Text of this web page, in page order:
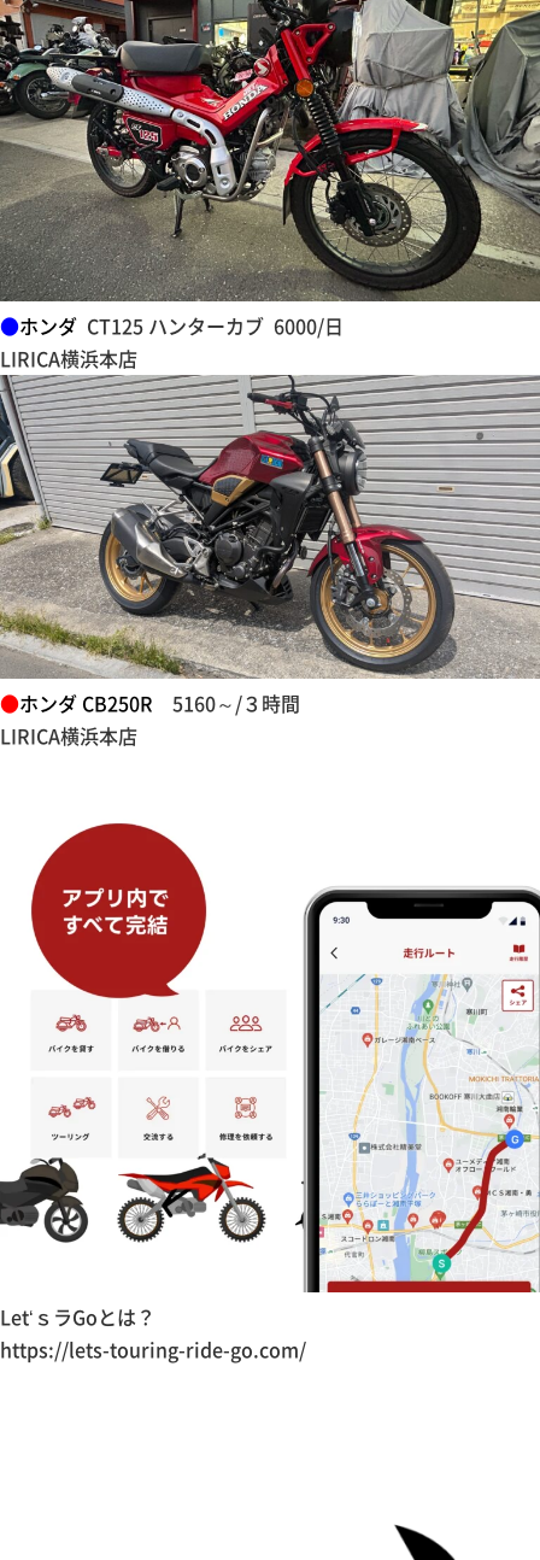
●ホンダ CT125 ハンターカブ 6000/日
LIRICA横浜本店
●ホンダ CB250R 5160～/３時間
LIRICA横浜本店
Let‘ｓラGoとは？
https://lets-touring-ride-go.com/